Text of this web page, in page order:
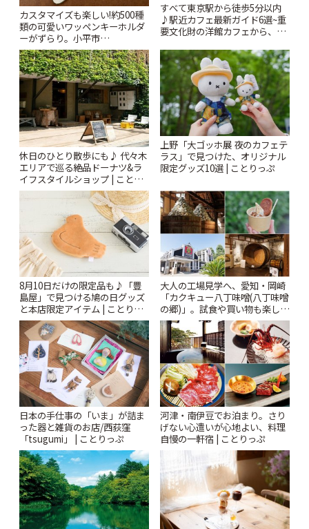
カスタマイズも楽しい!約500種
類の可愛いワッペンキーホルダ
ーがずらり。小平市
「Kimamaya T&K」 | ことりっ
ぷ
すべて東京駅から徒歩5分以内
♪駅近カフェ最新ガイド6選~重
要文化財の洋館カフェから、改
りっぷ
休日のひとり散歩にも♪ 代々木
エリアで巡る絶品ドーナツ&ラ
イフスタイルショップ | ことり
っぷ
上野「大ゴッホ展 夜のカフェテ
ラス」で見つけた、オリジナル
限定グッズ10選 | ことりっぷ
8月10日だけの限定品も♪「豊
島屋」で見つける鳩の日グッズ
と本店限定アイテム | ことりっ
ぷ
大人の工場見学へ、愛知・岡崎
「カクキュー八丁味噌(八丁味噌
の郷)」。試食や買い物も楽しみ
♪ | ことりっぷ
日本の手仕事の「いま」が詰ま
った器と雑貨のお店/西荻窪
「tsugumi」 | ことりっぷ
河津・南伊豆でお泊まり。さり
げない心遣いが心地よい、料理
自慢の一軒宿 | ことりっぷ